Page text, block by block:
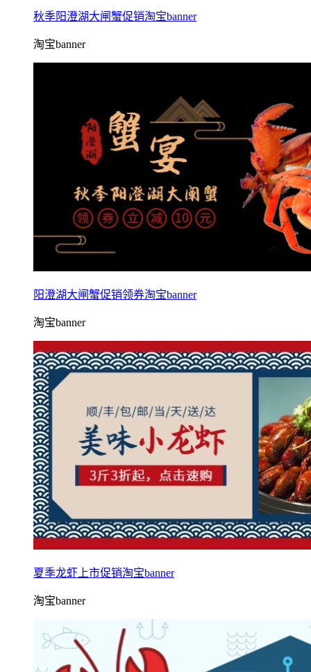
秋季阳澄湖大闸蟹促销淘宝banner
淘宝banner
阳澄湖大闸蟹促销领券淘宝banner
淘宝banner
夏季龙虾上市促销淘宝banner
淘宝banner